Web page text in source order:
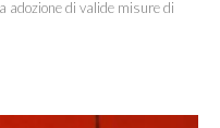
adozione di valide misure di